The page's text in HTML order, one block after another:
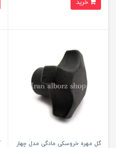
گل مهره خروسکی مادگی مدل چهار